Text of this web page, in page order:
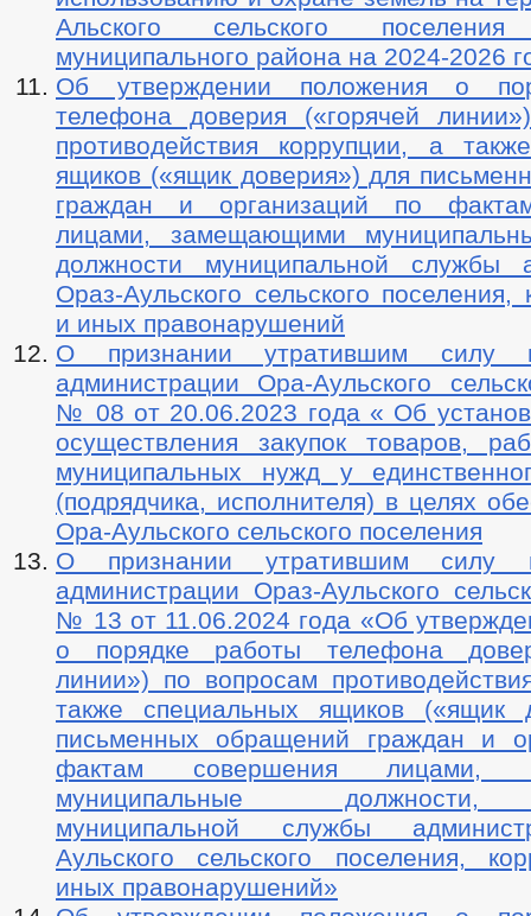
Альского сельского поселения
муниципального района на 2024-2026
Об утверждении положения о
телефона доверия («горячей
противодействия коррупции, а
ящиков («ящик доверия») для
граждан и организаций по
лицами, замещающими
должности муниципальной службы
Ораз-Аульского сельского поселения,
и иных правонарушений
О признании утратившим силу
администрации Ора-Аульского
№ 08 от 20.06.2023 года « Об
осуществления закупок товаров,
муниципальных нужд у
(подрядчика, исполнителя) в целях
Ора-Аульского сельского поселения
О признании утратившим силу
администрации Ораз-Аульского
№ 13 от 11.06.2024 года «Об
о порядке работы телефона
линии») по вопросам
также специальных ящиков («ящик
письменных обращений граждан и
фактам совершения лицами,
муниципальные должности,
муниципальной службы
Аульского сельского поселения,
иных правонарушений»